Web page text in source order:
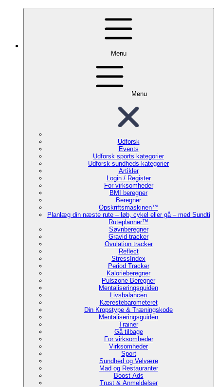
Menu
Menu
Udforsk
Events
Udforsk sports kategorier
Udforsk sundheds kategorier
Artikler
Login / Register
For virksomheder
BMI beregner
Beregner
Opskriftsmaskinen™
Planlæg din næste rute – løb, cykel eller gå – med Sundti
Ruteplanner™
Søvnberegner
Gravid tracker
Ovulation tracker
Reflect
StressIndex
Period Tracker
Kalorieberegner
Pulszone Beregner
Mentaliseringsguiden
Livsbalancen
Kærestebarometeret
Din Kropstype & Træningskode
Mentaliseringsguiden
Trainer
Gå tilbage
For virksomheder
Virksomheder
Sport
Sundhed og Velvære
Mad og Restauranter
Boost Ads
Trust & Anmeldelser